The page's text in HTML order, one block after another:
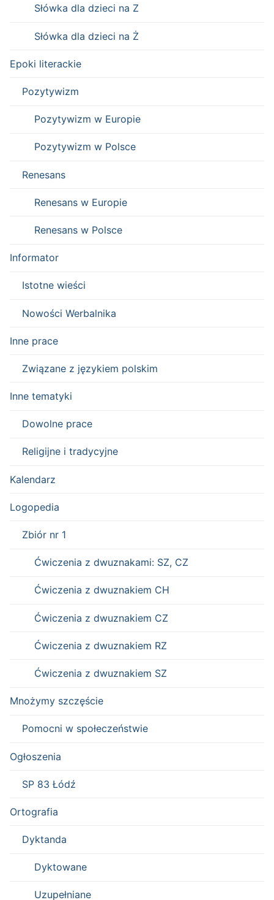
Słówka dla dzieci na Z
Słówka dla dzieci na Ż
Epoki literackie
Pozytywizm
Pozytywizm w Europie
Pozytywizm w Polsce
Renesans
Renesans w Europie
Renesans w Polsce
Informator
Istotne wieści
Nowości Werbalnika
Inne prace
Związane z językiem polskim
Inne tematyki
Dowolne prace
Religijne i tradycyjne
Kalendarz
Logopedia
Zbiór nr 1
Ćwiczenia z dwuznakami: SZ, CZ
Ćwiczenia z dwuznakiem CH
Ćwiczenia z dwuznakiem CZ
Ćwiczenia z dwuznakiem RZ
Ćwiczenia z dwuznakiem SZ
Mnożymy szczęście
Pomocni w społeczeństwie
Ogłoszenia
SP 83 Łódź
Ortografia
Dyktanda
Dyktowane
Uzupełniane